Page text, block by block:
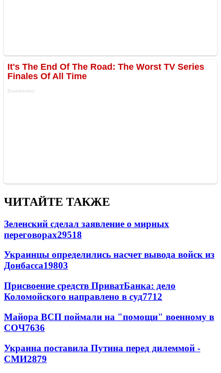
ЧИТАЙТЕ ТАКЖЕ
Зеленский сделал заявление о мирных
переговорах29518
Украинцы определились насчет вывода войск из
Донбасса19803
Присвоение средств ПриватБанка: дело
Коломойского направлено в суд7712
Майора ВСП поймали на "помощи" военному в
СОЧ7636
Украина поставила Путина перед дилеммой -
СМИ2879